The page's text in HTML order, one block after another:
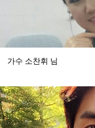
가수 소찬휘 님